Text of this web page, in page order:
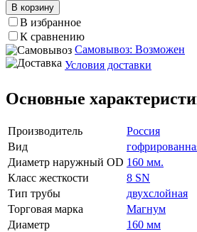
В корзину
В избранное
К сравнению
Самовывоз: Возможен
Условия доставки
Основные
Производитель
Россия
Вид
Диаметр наружный OD 160 мм.
Класс жесткости
8 SN
Тип трубы
двухслойная
Торговая марка
Магнум
Диаметр
160 мм